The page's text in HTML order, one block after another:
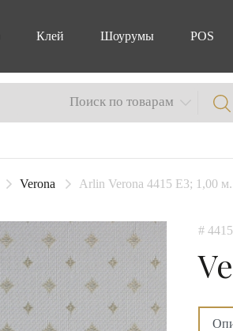
Клей Шоурумы POS
Поиск по товарам
Verona Arlin Verona 4415 E3; 1,00 м.
#